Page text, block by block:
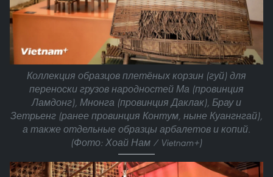
Коллекция образцов плетёных корзин (гуй) для
переноски грузов народностей Ма (провинция
Ламдонг), Мнонга (провинция Даклак), Брау и
Зетрьенг (ранее провинция Контум, ныне Куангнгай),
а также отдельные образцы арбалетов и копий.
(Фото: Хоай Нам / Vietnam+)